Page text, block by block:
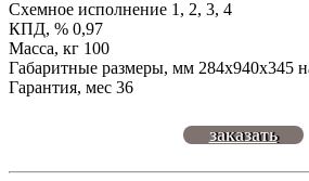
Схемное исполнение 1, 2, 3, 4
КПД, % 0,97
Масса, кг 100
Габаритные размеры, мм 284х940х345
Гарантия, мес 36
заказать